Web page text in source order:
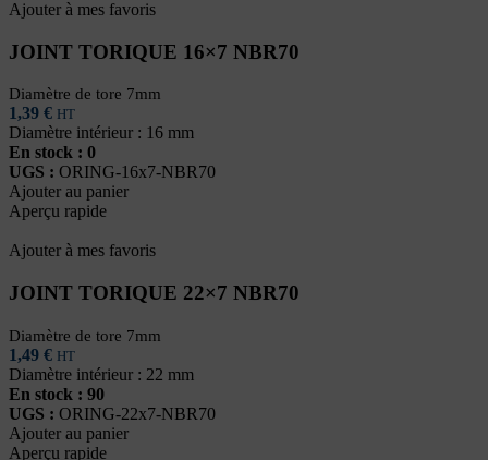
Ajouter à mes favoris
JOINT TORIQUE 16×7 NBR70
Diamètre de tore 7mm
1,39 € HT
Diamètre intérieur : 16 mm
En stock : 0
UGS : ORING-16x7-NBR70
Ajouter au panier
Aperçu rapide
Ajouter à mes favoris
JOINT TORIQUE 22×7 NBR70
Diamètre de tore 7mm
1,49 € HT
Diamètre intérieur : 22 mm
En stock : 90
UGS : ORING-22x7-NBR70
Ajouter au panier
Aperçu rapide